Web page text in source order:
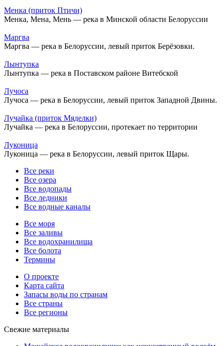
Менка (приток Птичи)
Менка, Мена, Мень — река в Минской области Белоруссии
Маргва
Маргва — река в Белоруссии, левый приток Берёзовки.
Лынтупка
Лынтупка — река в Поставском районе Витебской
Лучоса
Лучоса — река в Белоруссии, левый приток Западной Двины.
Лучайка (приток Мяделки)
Лучайка — река в Белоруссии, протекает по территории
Луконица
Луконица — река в Белоруссии, левый приток Щары.
Все реки
Все озера
Все водопады
Все ледники
Все водные каналы
Все моря
Все заливы
Все водохранилища
Все болота
Термины
О проекте
Карта сайта
Запасы воды по странам
Все страны
Все регионы
Свежие материалы